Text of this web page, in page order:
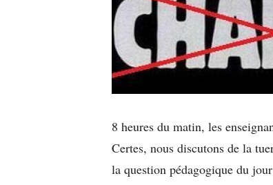
8 heures du matin, les
Certes, nous discutons de la
la question pédagogique du